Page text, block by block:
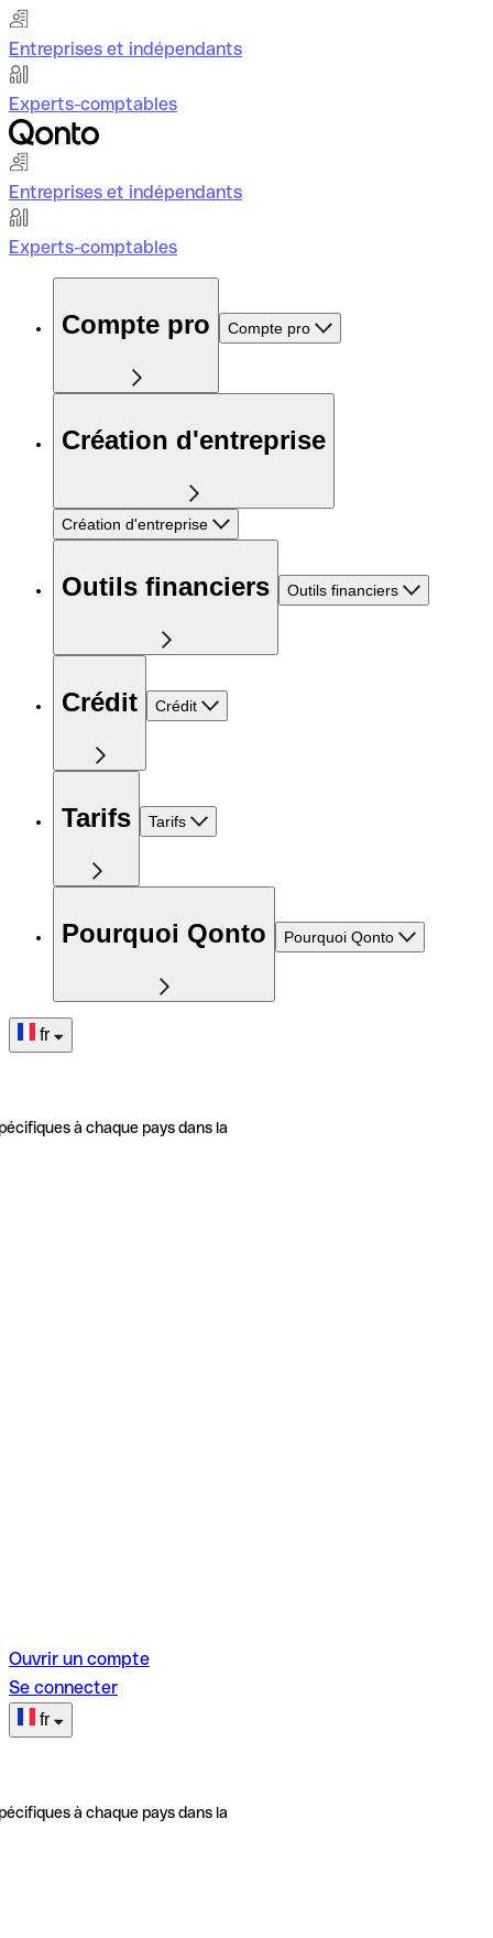
Entreprises et indépendants
Experts-comptables
Entreprises et indépendants
Experts-comptables
Compte pro Compte pro
Création d'entreprise
Création d'entreprise
Outils financiers Outils financiers
Crédit Crédit
Tarifs Tarifs
Pourquoi Qonto Pourquoi Qonto
fr
à chaque pays dans la
Ouvrir un compte
Se connecter
fr
à chaque pays dans la